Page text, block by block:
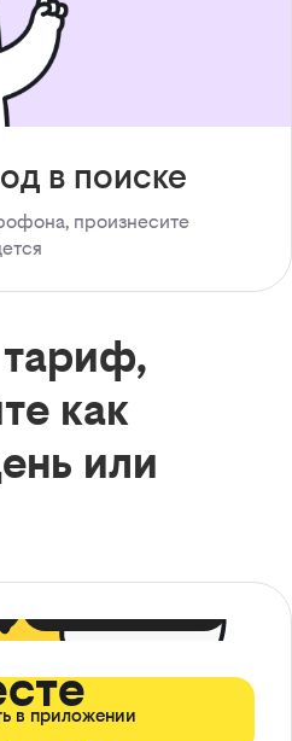
в поиске
произнесите
как
или
в приложении